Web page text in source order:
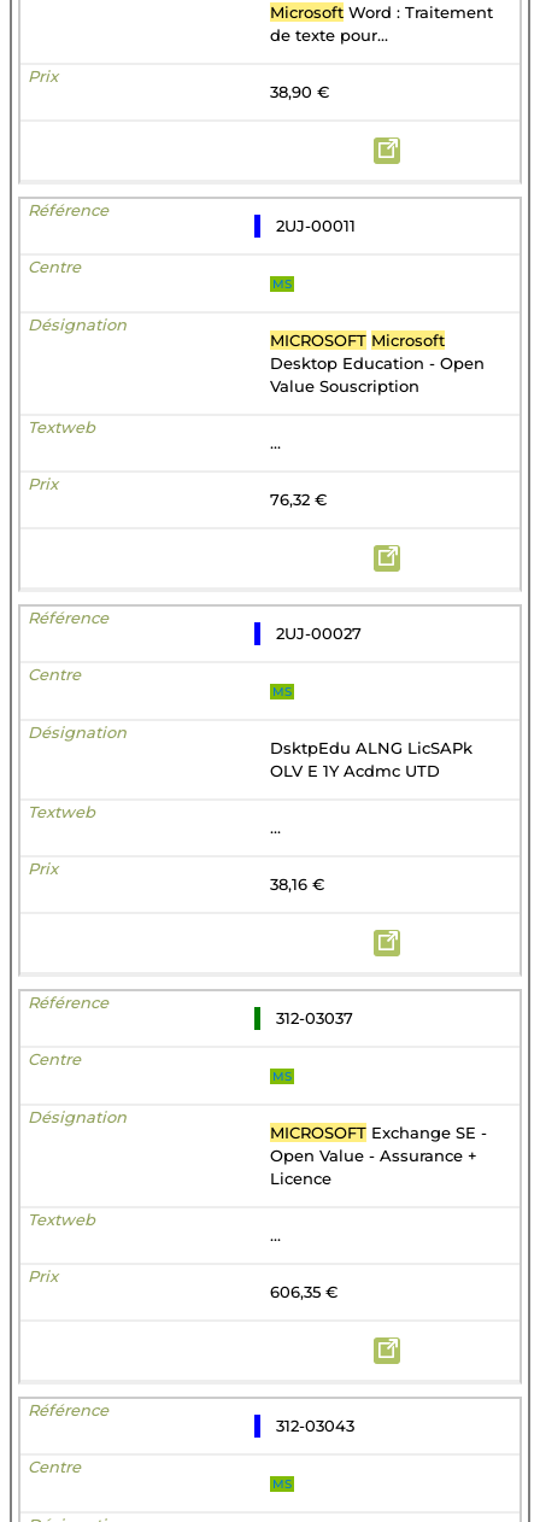
Microsoft Word : Traitement
de texte pour...
38,90 €
2UJ-00011
MS
MICROSOFT Microsoft
Desktop Education - Open
Value Souscription
...
76,32 €
2UJ-00027
MS
DsktpEdu ALNG LicSAPk
OLV E 1Y Acdmc UTD
...
38,16 €
312-03037
MS
MICROSOFT Exchange SE -
Open Value - Assurance +
Licence
...
606,35 €
312-03043
MS